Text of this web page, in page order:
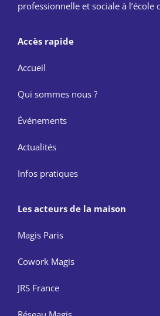
professionnelle et sociale à l’école
Accès rapide
Accueil
Qui sommes nous ?
Événements
Actualités
Infos pratiques
Les acteurs de la maison
Magis Paris
Cowork Magis
JRS France